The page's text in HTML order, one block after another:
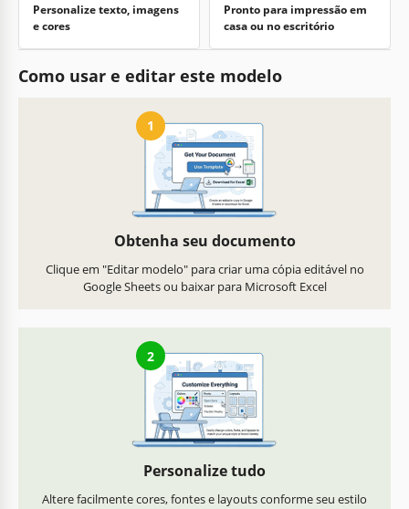
Personalize texto, imagens
e cores
Pronto para impressão em
casa ou no escritório
Como usar e editar este modelo
1
Obtenha seu documento
Clique em "Editar modelo" para criar uma cópia editável no
Google Sheets ou baixar para Microsoft Excel
2
Personalize tudo
Altere facilmente cores, fontes e layouts conforme seu estilo